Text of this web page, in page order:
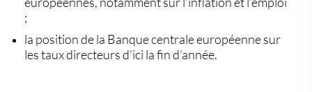
;
la position de la Banque centrale européennesur
les taux directeurs d’ici la fin d’année.